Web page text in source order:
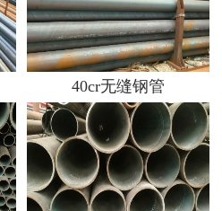
40cr无缝钢管